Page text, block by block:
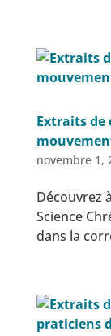
Extraits de
novembre 1,
Découvrez
Science
dans la